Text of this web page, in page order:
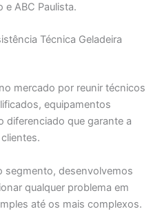
e ABC Paulista.
Técnica Geladeira
mercado por reunir técnicos
equipamentos
diferenciado que garante a
segmento, desenvolvemos
qualquer problema em
até os mais complexos.